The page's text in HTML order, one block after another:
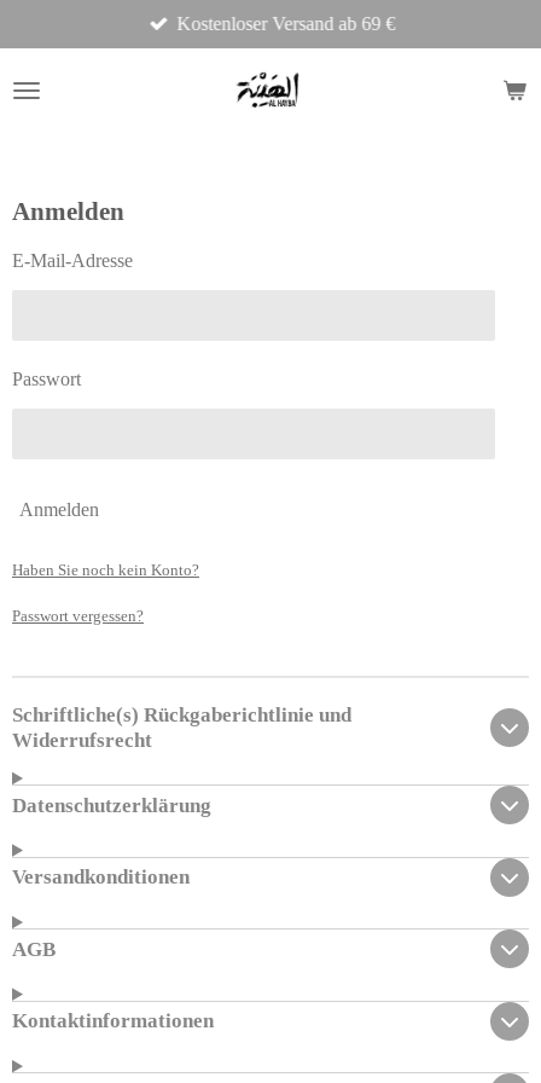
Hauptinhalt
springen
Kostenloser Versand ab 69 €
Anmelden
E-Mail-Adresse
Passwort
Anmelden
Haben Sie noch kein Konto?
Passwort vergessen?
Schriftliche(s) Rückgaberichtlinie und
Widerrufsrecht
Datenschutzerklärung
Versandkonditionen
AGB
Kontaktinformationen